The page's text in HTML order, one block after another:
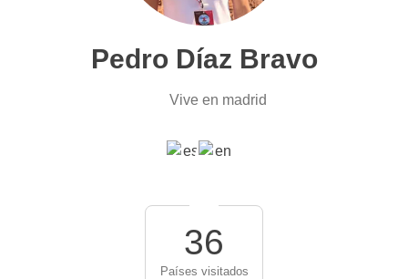
Pedro Díaz Bravo
Vive en madrid
36
Países visitados